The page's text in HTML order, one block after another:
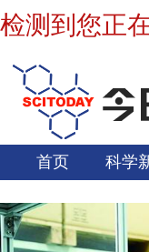
检测到您正
首页 科学